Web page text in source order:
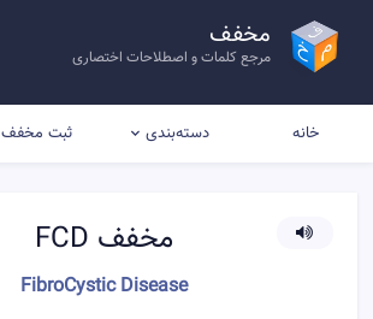
مخفف
مرجع کلمات و اصطلاحات اختصاری
خانه دسته‌بندی ثبت مخفف
مخفف FCD
FibroCystic Disease